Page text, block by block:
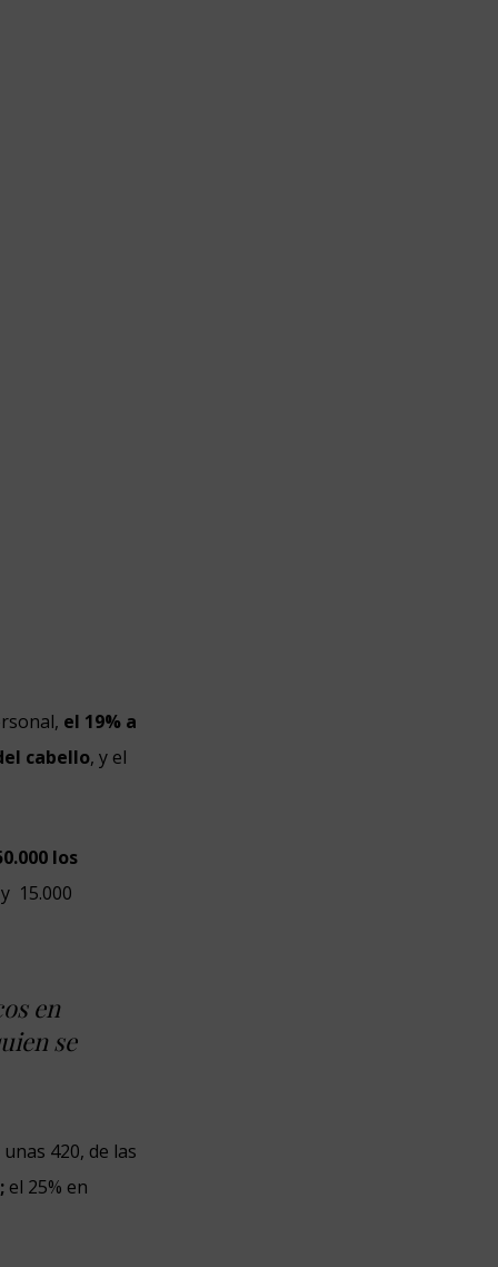
el 19% a
cabello, y el
los
15.000
en
se
420, de las
el 25% en